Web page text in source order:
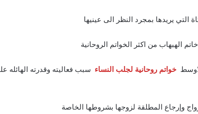
التي يريدها بمجرد النظر الى عينيها
الهبهاب من اكثر الخواتم الروحانية
خواتم روحانية لجلب النساء سبب فعاليته وقدرته الهائله
وإرجاع المطلقة لزوجها بشروطها الخاصة